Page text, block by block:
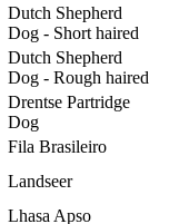
Dutch Shepherd
Dog - Short haired
Dutch Shepherd
Dog - Rough haired
Drentse Partridge
Dog
Fila Brasileiro
Landseer
Lhasa Apso